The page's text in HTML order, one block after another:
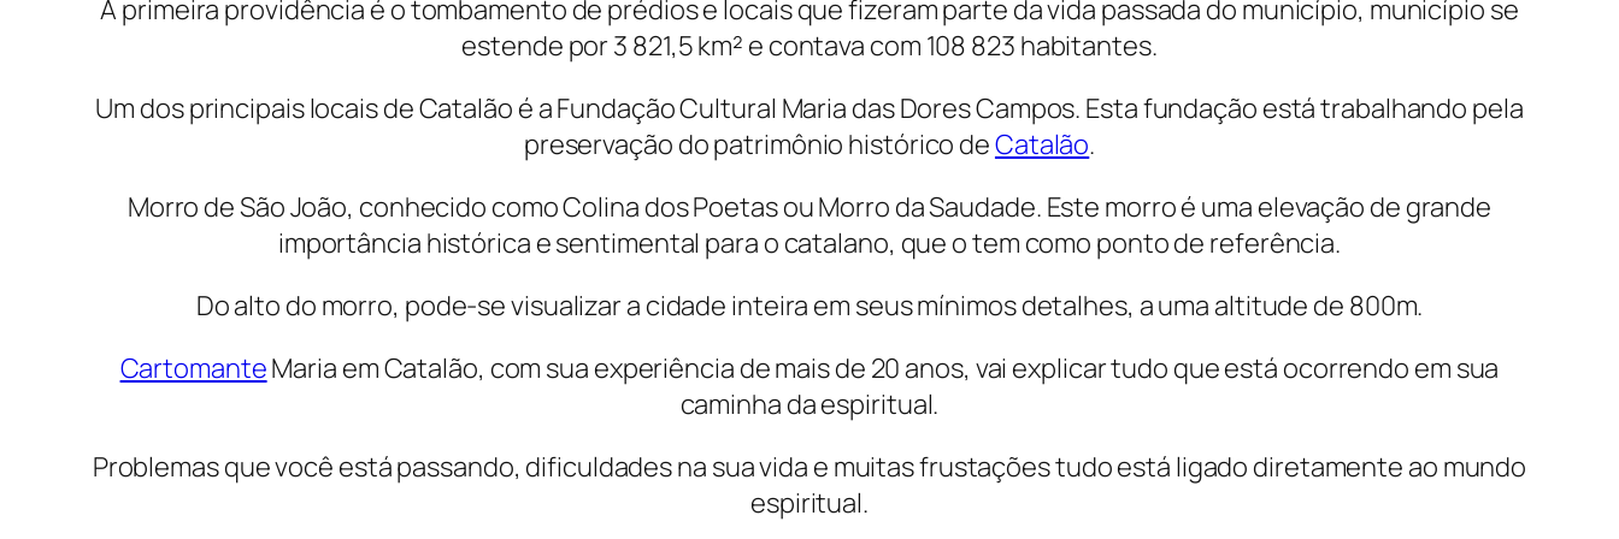
A primeira providência é o tombamento de prédios e locais que fizeram parte da vida passada do município, município se
estende por 3 821,5 km² e contava com 108 823 habitantes.
Um dos principais locais de Catalão é a Fundação Cultural Maria das Dores Campos. Esta fundação está trabalhando pela
preservação do patrimônio histórico deCatalão.
Morro de São João, conhecido como Colina dos Poetas ou Morro da Saudade. Este morro é uma elevação de grande
importância histórica e sentimental para o catalano, que o tem como ponto de referência.
Do alto do morro, pode-se visualizar a cidade inteira em seus mínimos detalhes, a uma altitude de 800m.
CartomanteMaria em Catalão, com sua experiência de mais de 20 anos, vai explicar tudo que está ocorrendo em sua
caminha da espiritual.
Problemas que você está passando, dificuldades na sua vida e muitas frustações tudo está ligado diretamente ao mundo
espiritual.